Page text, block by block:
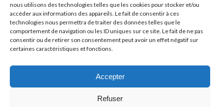
nous utilisons des technologies telles que les cookies pour stocker et/ou
accéder aux informations des appareils. Le fait de consentir à ces
technologies nous permettra de traiter des données telles que le
comportement de navigation ou les ID uniques sur ce site. Le fait de ne pas
consentir ou de retirer son consentement peut avoir un effet négatif sur
certaines caractéristiques et fonctions.
Accepter
Refuser
E-mail*